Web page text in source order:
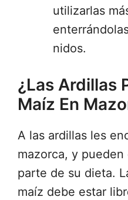
utilizarlas
nidos.
¿Las Ardillas
Maíz En
A las ardillas les
mazorca, y
parte de su dieta.
maíz debe estar